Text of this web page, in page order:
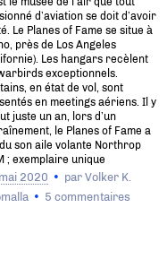
d’aviation se doit d’avoir
Le Planes of Fame se situe à
près de Los Angeles
Les hangars recèlent
exceptionnels.
en état de vol, sont
en meetings aériens. Il y
juste un an, lors d’un
le Planes of Fame a
son aile volante Northrop
; exemplaire unique
2020 parVolker K.
5 commentaires